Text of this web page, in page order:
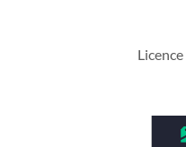
Licence